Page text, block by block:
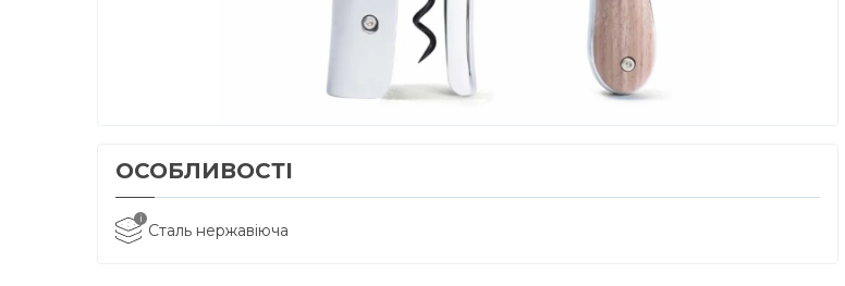
ОСОБЛИВОСТІ
i
Сталь нержавіюча